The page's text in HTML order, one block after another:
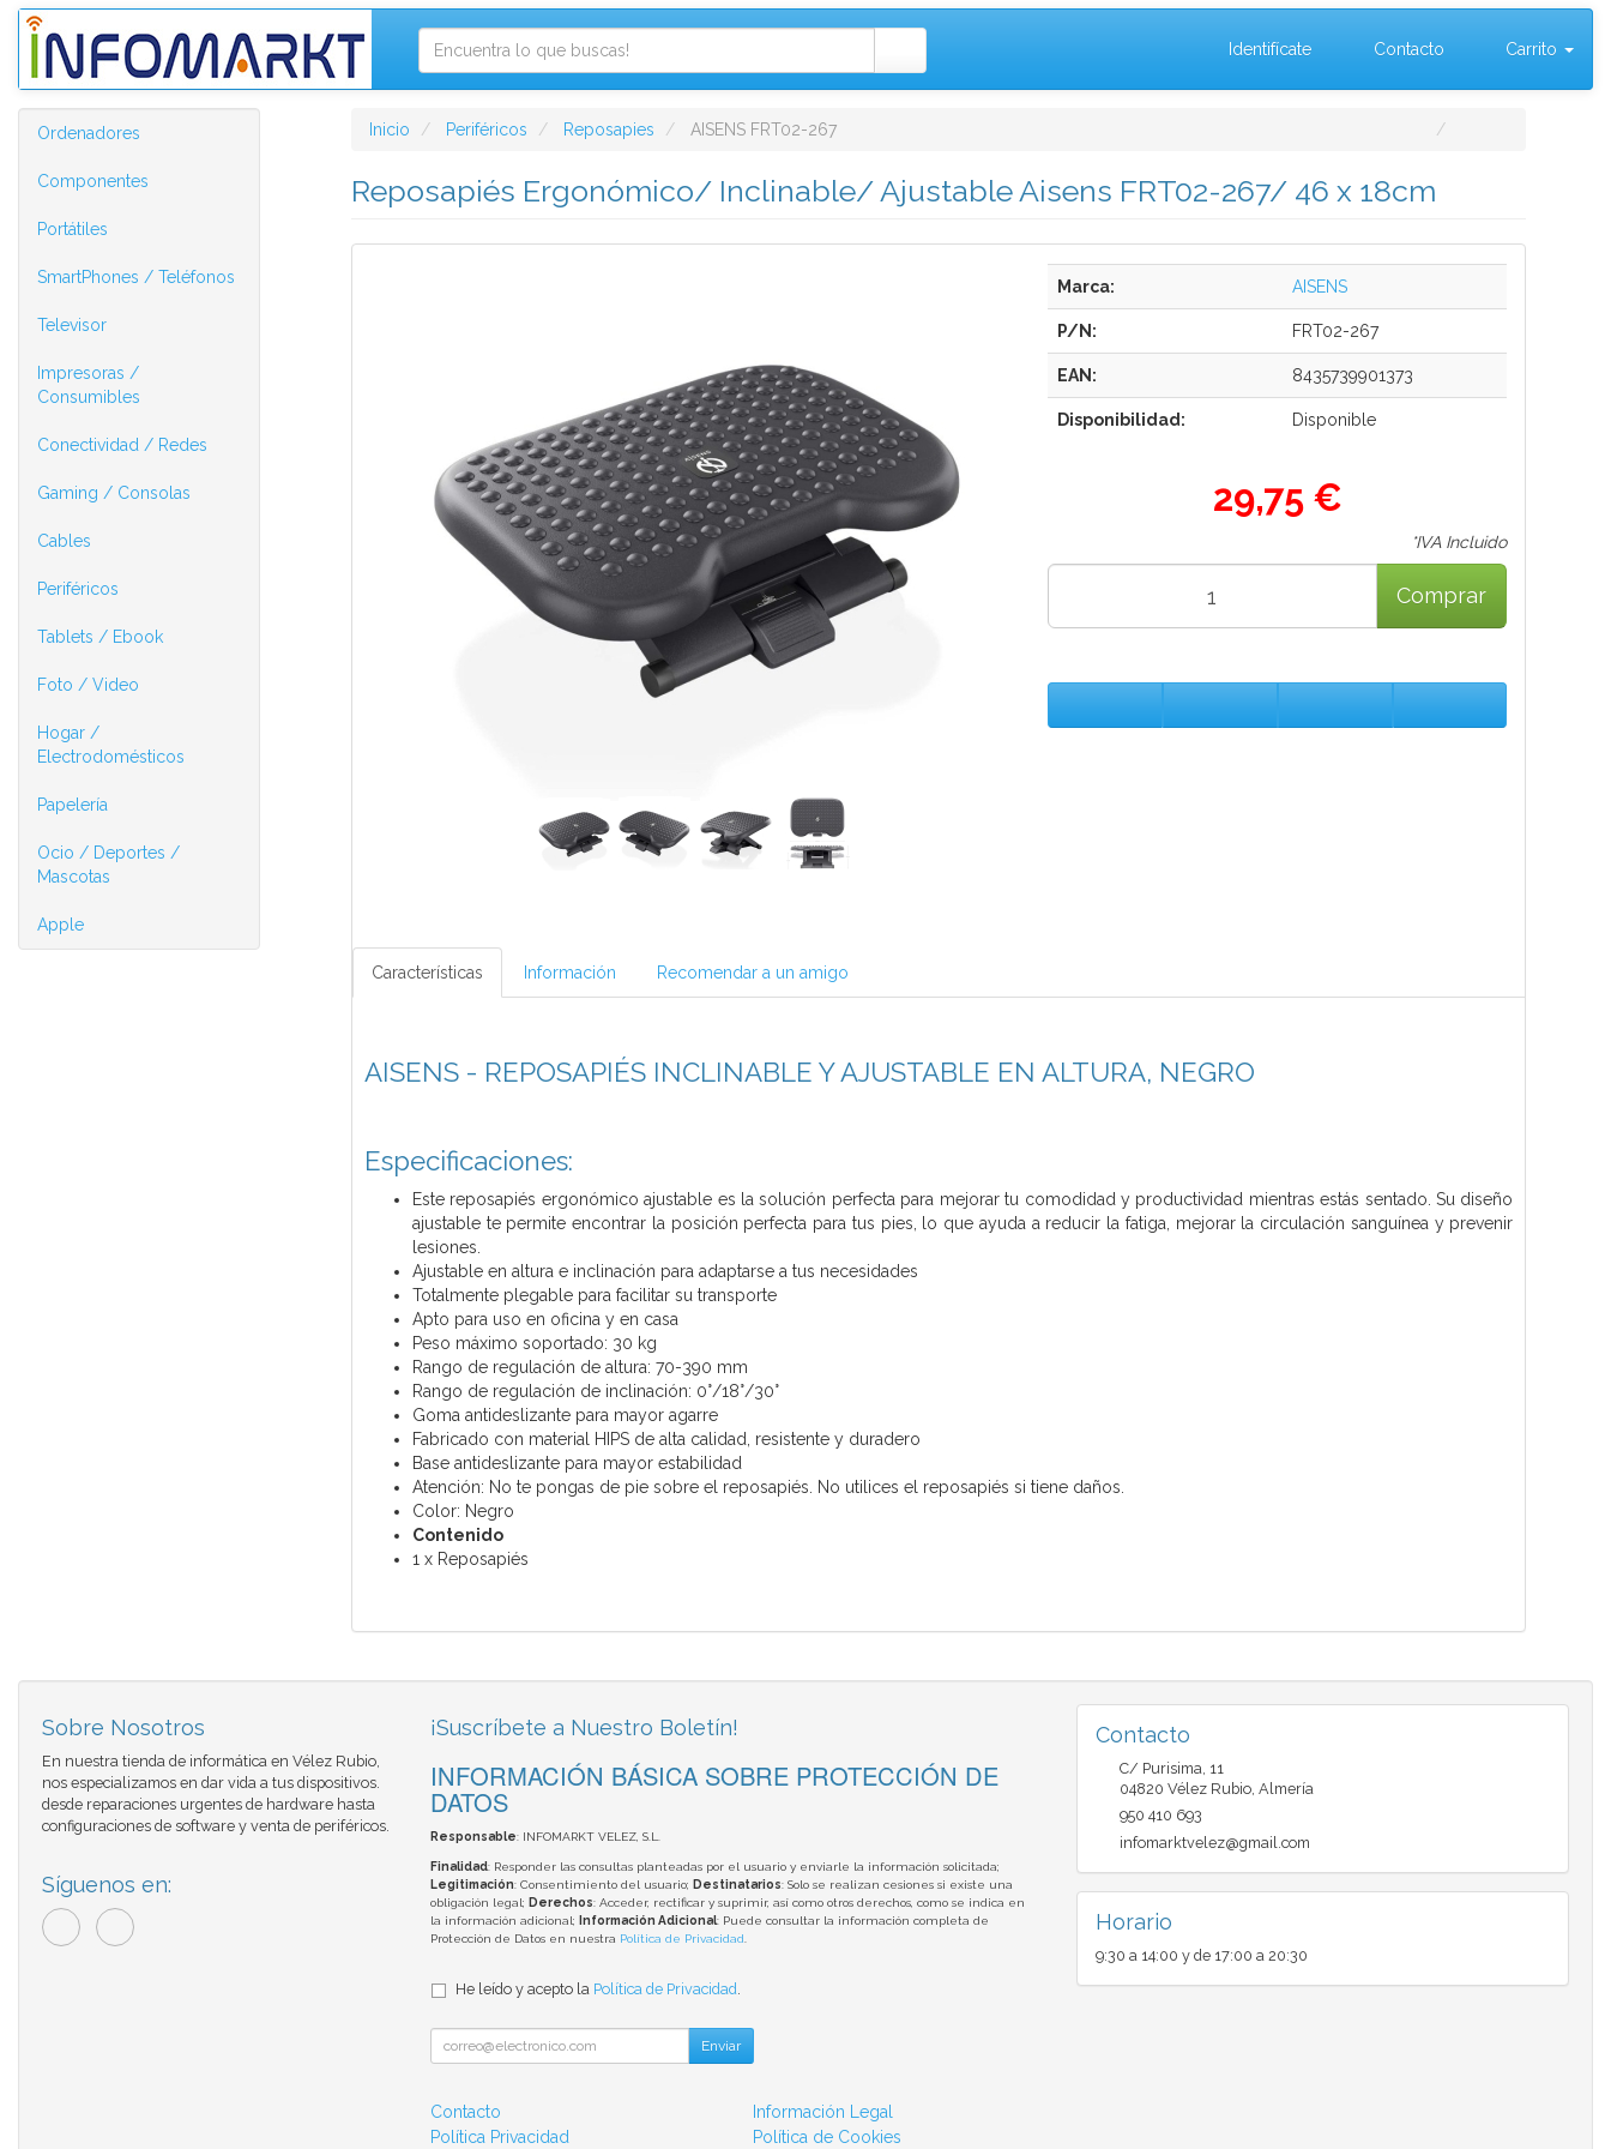
Identifícate Contacto Carrito
Ordenadores
Componentes
Portátiles
SmartPhones / Teléfonos
Televisor
Impresoras /
Consumibles
Conectividad / Redes
Gaming / Consolas
Cables
Periféricos
Tablets / Ebook
Foto / Video
Hogar /
Electrodomésticos
Papelería
Ocio / Deportes /
Mascotas
Apple
Inicio Periféricos Reposapies AISENS FRT02-267
Reposapiés Ergonómico/ Inclinable/ Ajustable Aisens FRT02-267/ 46 x 18cm
Marca: AISENS
P/N: FRT02-267
EAN: 8435739901373
Disponibilidad: Disponible
29,75 €
*IVA Incluido
Comprar
Características Información Recomendar a un amigo
AISENS - REPOSAPIÉS INCLINABLE Y AJUSTABLE EN ALTURA, NEGRO
Especificaciones:
Este reposapiés ergonómico ajustable es la solución perfecta para mejorar tu comodidad y productividad mientras estás sentado. Su diseño
ajustable te permite encontrar la posición perfecta para tus pies, lo que ayuda a reducir la fatiga, mejorar la circulación sanguínea y prevenir
lesiones.
Ajustable en altura e inclinación para adaptarse a tus necesidades
Totalmente plegable para facilitar su transporte
Apto para uso en oficina y en casa
Peso máximo soportado: 30 kg
Rango de regulación de altura: 70-390 mm
Rango de regulación de inclinación: 0°/18°/30°
Goma antideslizante para mayor agarre
Fabricado con material HIPS de alta calidad, resistente y duradero
Base antideslizante para mayor estabilidad
Atención: No te pongas de pie sobre el reposapiés. No utilices el reposapiés si tiene daños.
Color: Negro
Contenido
1 x Reposapiés
Sobre Nosotros
En nuestra tienda de informática en Vélez Rubio,
nos especializamos en dar vida a tus dispositivos.
desde reparaciones urgentes de hardware hasta
configuraciones de software y venta de periféricos.
Síguenos en:
¡Suscríbete a Nuestro Boletín!
INFORMACIÓN BÁSICA SOBRE PROTECCIÓN DE
DATOS
Responsable: INFOMARKT VELEZ, S.L.
Finalidad: Responder las consultas planteadas por el usuario y enviarle la información solicitada;
Legitimación: Consentimiento del usuario; Destinatarios: Solo se realizan cesiones si existe una
obligación legal; Derechos: Acceder, rectificar y suprimir, así como otros derechos, como se indica en
la información adicional;
Información Adicional: Puede consultar la información completa de
Protección de Datos en nuestra Política de Privacidad.
He leído y acepto la Política de Privacidad.
Enviar
Contacto
Información Legal
Política Privacidad
Política de Cookies
Contacto
C/ Purisima, 11
04820 Vélez Rubio, Almería
950 410 693
infomarktvelez@gmail.com
Horario
9:30 a 14:00 y de 17:00 a 20:30